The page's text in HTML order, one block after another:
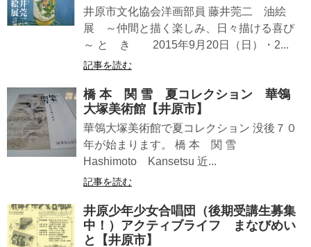
井原市文化協会洋画部員 藤井莞二 油絵
展 ～仲間と描く楽しみ、日々描ける喜び
～ と き 2015年9月20日（日）・2...
記事を読む
橋 本 関 雪 夏コレクション 華鴒
大塚美術館【井原市】
華鴒大塚美術館で夏コレクション 没後７０
年が始まります。 橋 本 関 雪
Hashimoto Kansetsu 近...
記事を読む
井原少年少女合唱団（後期受講生募集
中！）アクティブライフ まなびめい
と【井原市】